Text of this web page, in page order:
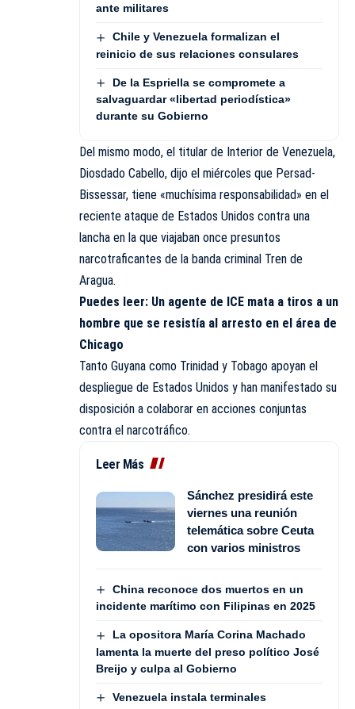
ante militares
Chile y Venezuela formalizan el
reinicio de sus relaciones consulares
De la Espriella se compromete a
salvaguardar «libertad periodística»
durante su Gobierno
Del mismo modo, el titular de Interior de Venezuela,
Diosdado Cabello, dijo el miércoles que Persad-
Bissessar, tiene «muchísima responsabilidad» en el
reciente ataque de Estados Unidos contra una
lancha en la que viajaban once presuntos
narcotraficantes de la banda criminal Tren de
Aragua.
Puedes leer: Un agente de ICE mata a tiros a un
hombre que se resistía al arresto en el área de
Chicago
Tanto Guyana como Trinidad y Tobago apoyan el
despliegue de Estados Unidos y han manifestado su
disposición a colaborar en acciones conjuntas
contra el narcotráfico.
Leer Más
Sánchez presidirá este
viernes una reunión
telemática sobre Ceuta
con varios ministros
China reconoce dos muertos en un
incidente marítimo con Filipinas en 2025
La opositora María Corina Machado
lamenta la muerte del preso político José
Breijo y culpa al Gobierno
Venezuela instala terminales